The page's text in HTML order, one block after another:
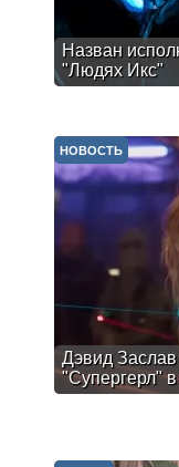
Назван
"Людях Икс"
Дэвид
"Супергерл" в
НОВОСТЬ